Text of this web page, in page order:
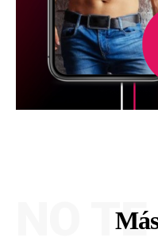
NO